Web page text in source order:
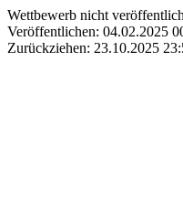
Wettbewerb nicht
Veröffentlichen: 04.02.2025
Zurückziehen: 23.10.2025